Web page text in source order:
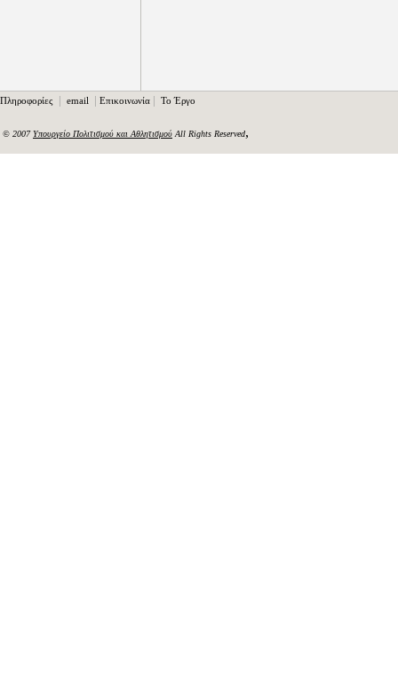
Πληροφορίες | email | Επικοινωνία | Το Έργο
© 2007Υπουργείο Πολιτισμού και Αθλητισμού All Rights Reserved,